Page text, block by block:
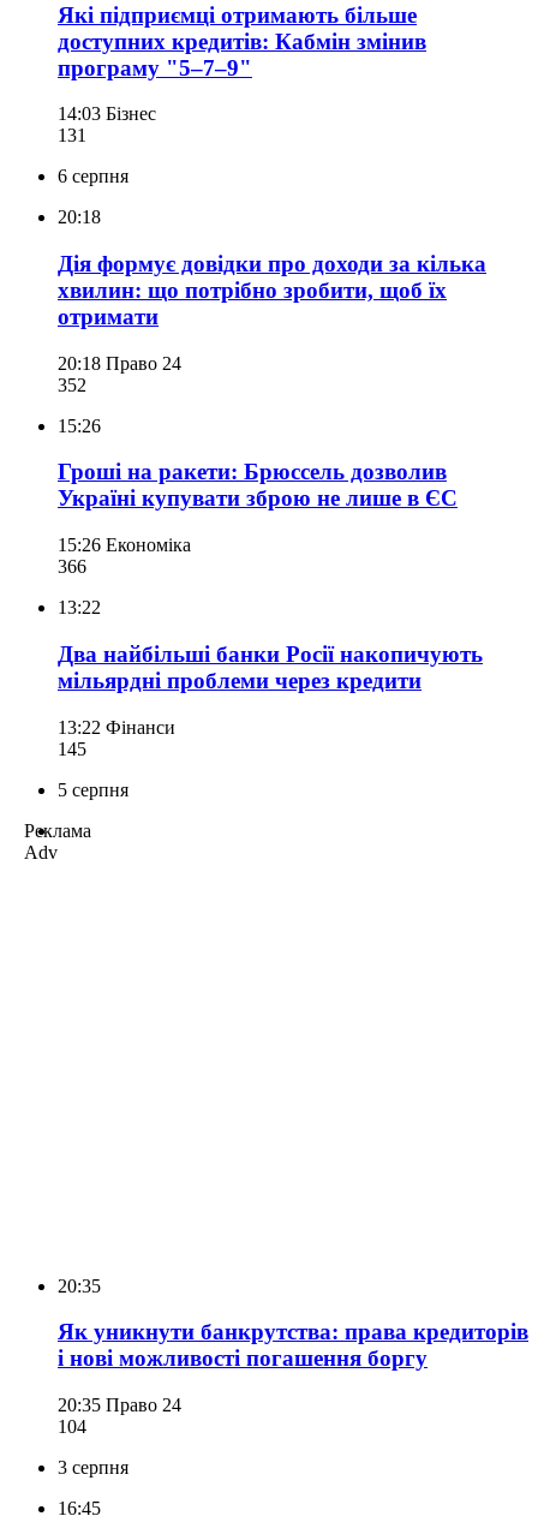
Які підприємці отримають більше
доступних кредитів: Кабмін змінив
програму "5–7–9"
14:03 Бізнес
131
6 серпня
20:18
Дія формує довідки про доходи за кілька
хвилин: що потрібно зробити, щоб їх
отримати
20:18 Право 24
352
15:26
Гроші на ракети: Брюссель дозволив
Україні купувати зброю не лише в ЄС
15:26 Економіка
366
13:22
Два найбільші банки Росії накопичують
мільярдні проблеми через кредити
13:22 Фінанси
145
5 серпня
Реклама
Adv
20:35
Як уникнути банкрутства: права кредиторів
і нові можливості погашення боргу
20:35 Право 24
104
3 серпня
16:45